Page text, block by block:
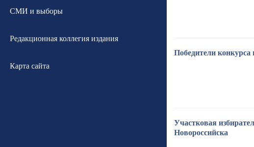
СМИ и выборы
Редакционная коллегия издания
Карта сайта
Победители конкурса
Участковая
Новороссийска